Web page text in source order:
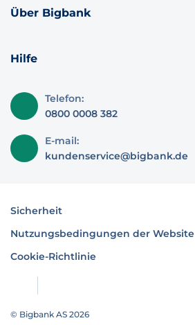
Über Bigbank
Hilfe
Telefon:
0800 0008 382
E-mail:
kundenservice@bigbank.de
Sicherheit
Nutzungsbedingungen der Website
Cookie-Richtlinie
© Bigbank AS 2026